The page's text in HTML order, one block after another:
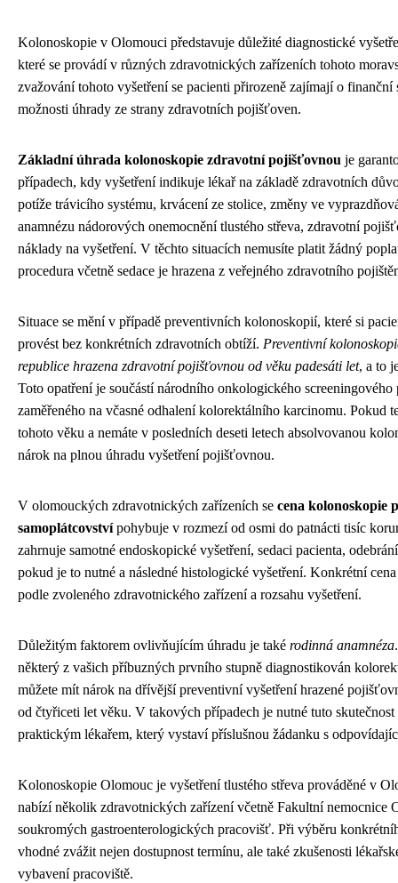
Kolonoskopie v Olomouci představuje důležité diagnostické
které se provádí v různých zdravotnických zařízeních tohoto
zvažování tohoto vyšetření se pacienti přirozeně zajímají o finanční
možnosti úhrady ze strany zdravotních pojišťoven.
Základní úhrada kolonoskopie zdravotní pojišťovnou je
případech, kdy vyšetření indikuje lékař na základě zdravotních
potíže trávicího systému, krvácení ze stolice, změny ve
anamnézu nádorových onemocnění tlustého střeva, zdravotní
náklady na vyšetření. V těchto situacích nemusíte platit žádný
procedura včetně sedace je hrazena z veřejného zdravotního
Situace se mění v případě preventivních kolonoskopií, které si
provést bez konkrétních zdravotních obtíží. Preventivní
republice hrazena zdravotní pojišťovnou od věku padesáti let, a to
Toto opatření je součástí národního onkologického screeningového
zaměřeného na včasné odhalení kolorektálního karcinomu. Pokud
tohoto věku a nemáte v posledních deseti letech absolvovanou
nárok na plnou úhradu vyšetření pojišťovnou.
V olomouckých zdravotnických zařízeních se cena kolonoskopie
samoplátcovstvípohybuje v rozmezí od osmi do patnácti tisíc
zahrnuje samotné endoskopické vyšetření, sedaci pacienta,
pokud je to nutné a následné histologické vyšetření. Konkrétní
podle zvoleného zdravotnického zařízení a rozsahu vyšetření.
Důležitým faktorem ovlivňujícím úhradu je také rodinná anamnéza
některý z vašich příbuzných prvního stupně diagnostikován
můžete mít nárok na dřívější preventivní vyšetření hrazené
od čtyřiceti let věku. V takových případech je nutné tuto
praktickým lékařem, který vystaví příslušnou žádanku s
Kolonoskopie Olomouc je vyšetření tlustého střeva prováděné v
nabízí několik zdravotnických zařízení včetně Fakultní nemocnice
soukromých gastroenterologických pracovišť. Při výběru
vhodné zvážit nejen dostupnost termínu, ale také zkušenosti
vybavení pracoviště.